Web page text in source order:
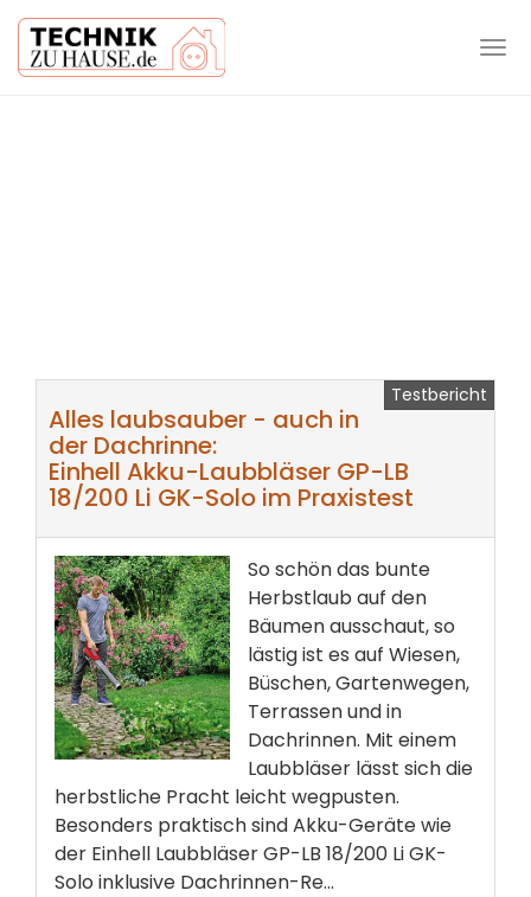
Testbericht
Alles laubsauber - auch in
der Dachrinne:
Einhell Akku-Laubbläser GP-LB
18/200 Li GK-Solo im Praxistest
So schön das bunte
Herbstlaub auf den
Bäumen ausschaut, so
lästig ist es auf Wiesen,
Büschen, Gartenwegen,
Terrassen und in
Dachrinnen. Mit einem
Laubbläser lässt sich die
herbstliche Pracht leicht wegpusten.
Besonders praktisch sind Akku-Geräte wie
der Einhell Laubbläser GP-LB 18/200 Li GK-
Solo inklusive Dachrinnen-Re...